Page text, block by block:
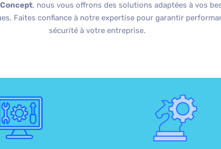
, nous vous offrons des solutions adaptées à vos
Faites confiance à notre expertise pour garantir
sécurité à votre entreprise.